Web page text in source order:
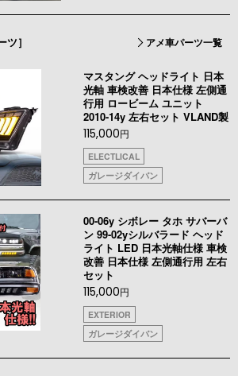
ツ］ アメ車パーツ一覧
マスタング ヘッドライト 日本
光軸 車検改善 日本仕様 左側通
行用 ロービーム ユニット
2010-14y 左右セット VLAND製
115,000円
ELECTLICAL
ガレージダイバン
00-06y シボレー タホ サバーバ
ン 99-02yシルバラード ヘッド
ライト LED 日本光軸仕様 車検
改善 日本仕様 左側通行用 左右
セット
115,000円
EXTERIOR
ガレージダイバン